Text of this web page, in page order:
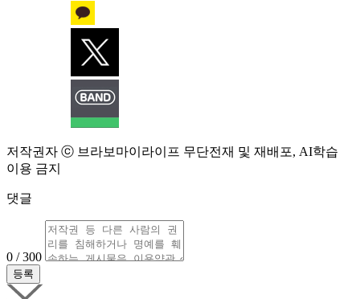
저작권자 ⓒ 브라보마이라이프 무단전재 및 재배포, AI학습
이용 금지
댓글
0 / 300